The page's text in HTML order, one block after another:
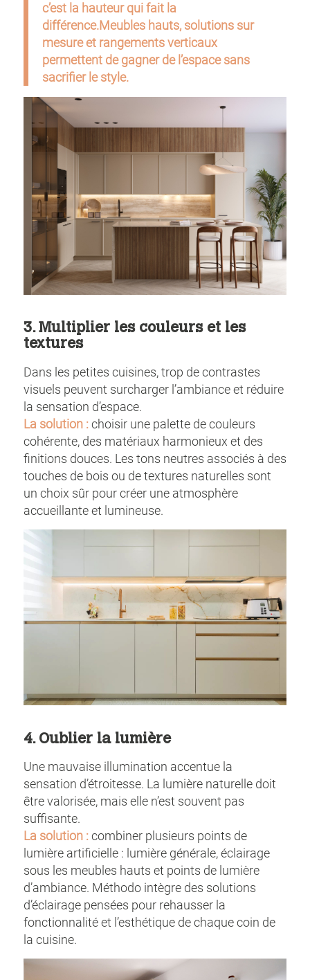
c’est la hauteur qui fait la
différence.Meubles hauts, solutions sur
mesure et rangements verticaux
permettent de gagner de l’espace sans
sacrifier le style.
3. Multiplier les couleurs et les
textures
Dans les petites cuisines, trop de contrastes
visuels peuvent surcharger l’ambiance et réduire
la sensation d’espace.
La solution :choisir une palette de couleurs
cohérente, des matériaux harmonieux et des
finitions douces. Les tons neutres associés à des
touches de bois ou de textures naturelles sont
un choix sûr pour créer une atmosphère
accueillante et lumineuse.
4. Oublier la lumière
Une mauvaise illumination accentue la
sensation d’étroitesse. La lumière naturelle doit
être valorisée, mais elle n’est souvent pas
suffisante.
La solution :combiner plusieurs points de
lumière artificielle : lumière générale, éclairage
sous les meubles hauts et points de lumière
d’ambiance. Méthodo intègre des solutions
d’éclairage pensées pour rehausser la
fonctionnalité et l’esthétique de chaque coin de
la cuisine.